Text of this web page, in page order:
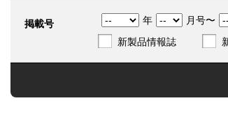
掲載号 年 月号〜
新製品情報誌